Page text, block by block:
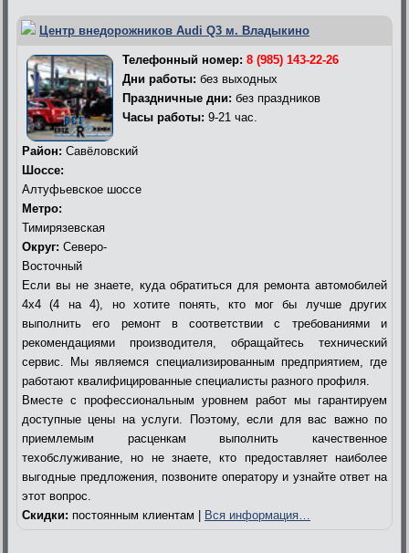
Центр внедорожников Audi Q3 м. Владыкино
Телефонный номер: 8 (985) 143-22-26
Дни работы: без выходных
Праздничные дни: без праздников
Часы работы: 9-21 час.
Район: Савёловский
Шоссе:
Алтуфьевское шоссе
Метро:
Тимирязевская
Округ: Северо-
Восточный
Если вы не знаете, куда обратиться для ремонта автомобилей
4х4 (4 на 4), но хотите понять, кто мог бы лучше других
выполнить его ремонт в соответствии с требованиями и
рекомендациями производителя, обращайтесь технический
сервис. Мы являемся специализированным предприятием, где
работают квалифицированные специалисты разного профиля.
Вместе с профессиональным уровнем работ мы гарантируем
доступные цены на услуги. Поэтому, если для вас важно по
приемлемым расценкам выполнить качественное
техобслуживание, но не знаете, кто предоставляет наиболее
выгодные предложения, позвоните оператору и узнайте ответ на
этот вопрос.
Скидки: постоянным клиентам | Вся информация…